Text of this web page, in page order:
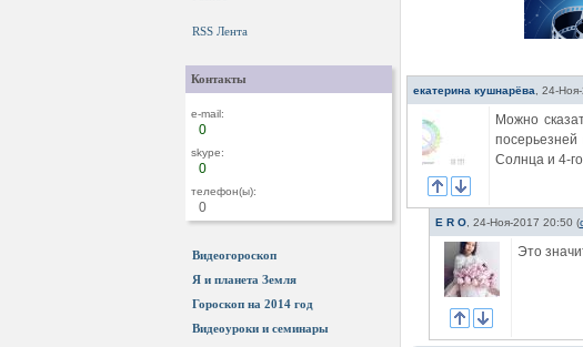
RSS Лента
Контакты
e-mail:
0
skype:
0
телефон(ы):
0
Видеогороскоп
Я и планета Земля
Гороскоп на 2014 год
Видеоуроки и семинары
екатерина кушнарёва 24-
Можно
Солнца и 4-
E R O 24-Ноя-2017 20:50 (
Это